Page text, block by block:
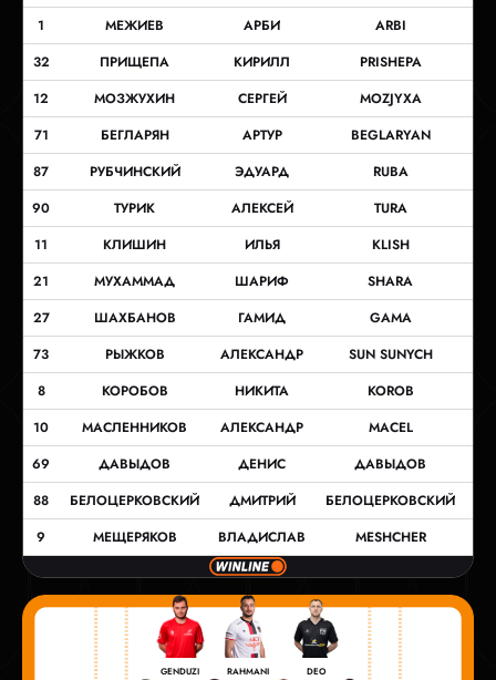
1
МЕЖИЕВ АРБИ
ARBI
32
ПРИЩЕПА КИРИЛЛ
PRISHEPA
12
МОЗЖУХИН СЕРГЕЙ
MOZJYXA
71
БЕГЛАРЯН АРТУР
BEGLARYAN
87
РУБЧИНСКИЙ ЭДУАРД
RUBA
90
ТУРИК АЛЕКСЕЙ
TURA
11
КЛИШИН ИЛЬЯ
KLISH
21
МУХАММАД ШАРИФ
SHARA
27
ШАХБАНОВ ГАМИД
GAMA
73
РЫЖКОВ АЛЕКСАНДР
SUN SUNYCH
8
КОРОБОВ НИКИТА
KOROB
10
МАСЛЕННИКОВ АЛЕКСАНДР
МАСЕL
69
ДАВЫДОВ ДЕНИС
ДАВЫДОВ
88
БЕЛОЦЕРКОВСКИЙ ДМИТРИЙ
БЕЛОЦЕРКОВСКИЙ
9
МЕЩЕРЯКОВ ВЛАДИСЛАВ MESHCHER
GENDUZI RAHMANI DEO